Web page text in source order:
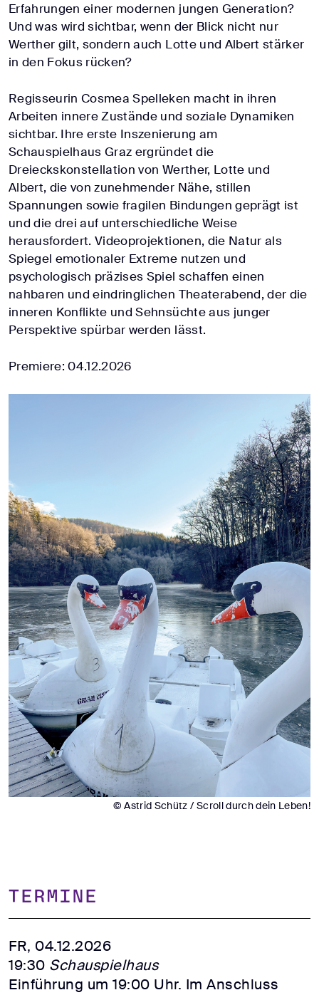
Erfahrungen einer modernen jungen Generation?
Und was wird sichtbar, wenn der Blick nicht nur
Werther gilt, sondern auch Lotte und Albert stärker
in den Fokus rücken?
Regisseurin Cosmea Spelleken macht in ihren
Arbeiten innere Zustände und soziale Dynamiken
sichtbar. Ihre erste Inszenierung am
Schauspielhaus Graz ergründet die
Dreieckskonstellation von Werther, Lotte und
Albert, die von zunehmender Nähe, stillen
Spannungen sowie fragilen Bindungen geprägt ist
und die drei auf unterschiedliche Weise
herausfordert. Videoprojektionen, die Natur als
Spiegel emotionaler Extreme nutzen und
psychologisch präzises Spiel schaffen einen
nahbaren und eindringlichen Theaterabend, der die
inneren Konflikte und Sehnsüchte aus junger
Perspektive spürbar werden lässt.
Premiere: 04.12.2026
© Astrid Schütz / Scroll durch dein Leben!
TERMINE
FR, 04.12.2026
19:30 Schauspielhaus
Einführung um 19:00 Uhr. Im Anschluss